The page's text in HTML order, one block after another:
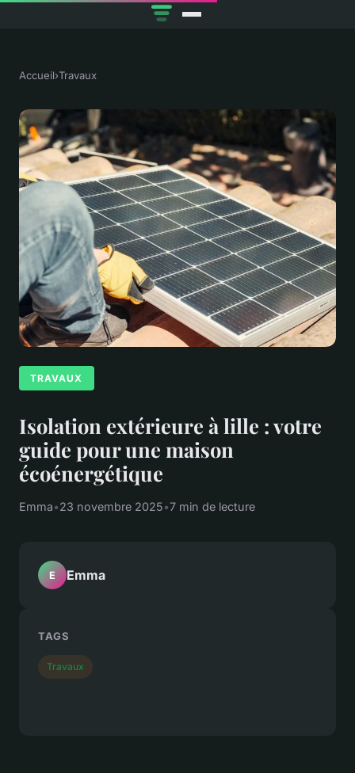
Accueil›Travaux
TRAVAUX
Isolation extérieure à lille : votre
guide pour une maison
écoénergétique
Emma•23 novembre 2025•7 min de lecture
E Emma
TAGS
Travaux